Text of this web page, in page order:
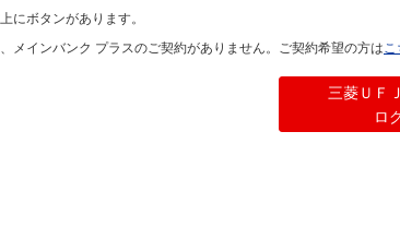
にボタンがあります。
メインバンク プラスのご契約がありません。ご契約希望の方は
三菱ＵＦ
ロ